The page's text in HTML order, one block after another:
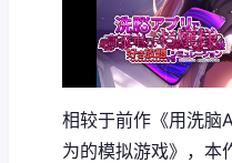
相较于前作《用洗脑
为的模拟游戏》，本